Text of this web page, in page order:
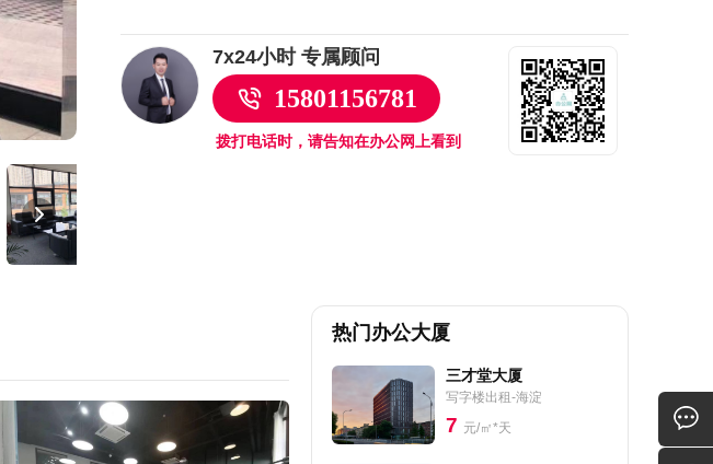
7x24小时 专属顾问
15801156781
拨打电话时，请告知在办公网上看到
热门办公大厦
三才堂大厦
写字楼出租-海淀
7 元/㎡*天